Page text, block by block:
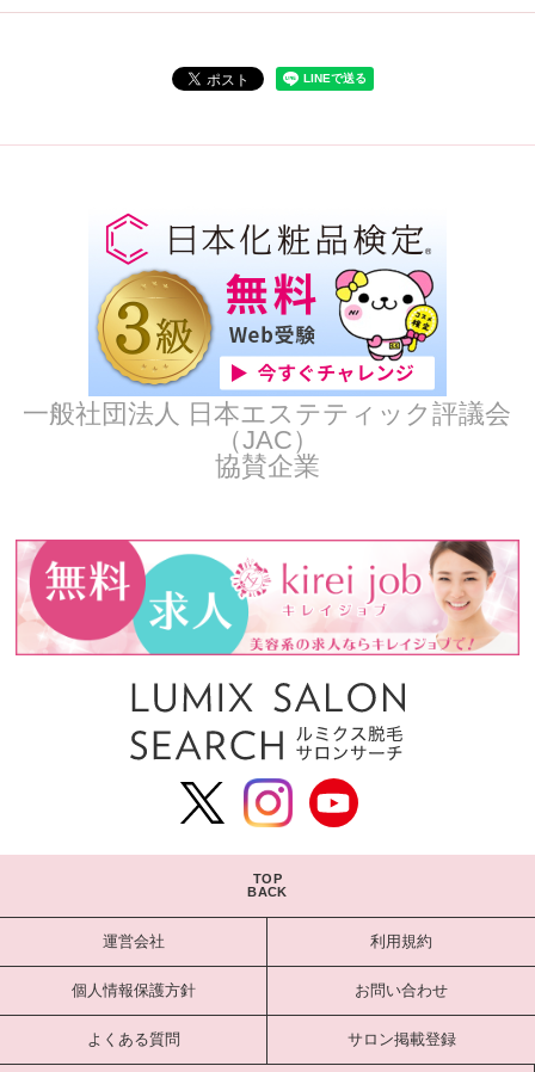
一般社団法人 日本エステティック評議会
（JAC）
協賛企業
TOP
BACK
運営会社 利用規約
個人情報保護方針 お問い合わせ
よくある質問 サロン掲載登録